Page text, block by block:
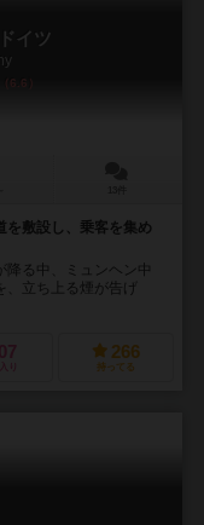
イツ
6.6
を敷設し、乗客を集め
る中、ミュンヘン中
立ち上る煙が告げ
り
266
持ってる